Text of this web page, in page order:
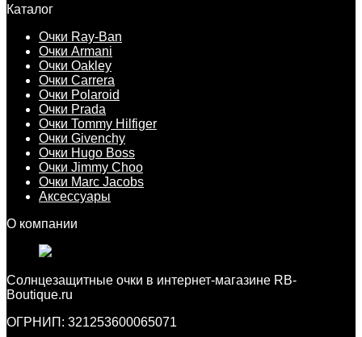
Каталог
Очки Ray-Ban
Очки Armani
Очки Oakley
Очки Carrera
Очки Polaroid
Очки Prada
Очки Tommy Hilfiger
Очки Givenchy
Очки Hugo Boss
Очки Jimmy Choo
Очки Marc Jacobs
Аксессуары
О компании
Cолнцезащитные очки в интернет-магазине RB-
Boutique.ru
ОГРНИП: 321253600065071